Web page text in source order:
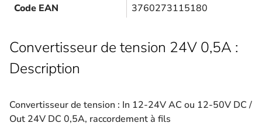
Code EAN
3760273115180
Convertisseur de tension 24V 0,5A :
Description
Convertisseur de tension : In 12-24V AC ou 12-50V DC /
Out 24V DC 0,5A, raccordement à fils